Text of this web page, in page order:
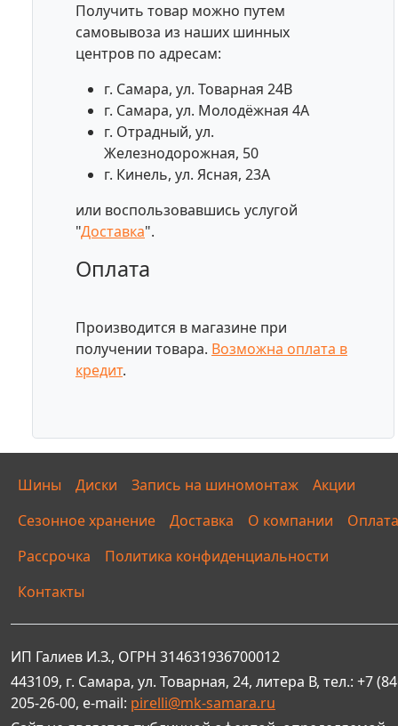
Получить товар можно путем
самовывоза из наших шинных
центров по адресам:
г. Самара, ул. Товарная 24В
г. Самара, ул. Молодёжная 4А
г. Отрадный, ул.
Железнодорожная, 50
г. Кинель, ул. Ясная, 23А
или воспользовавшись услугой
"Доставка".
Оплата
Производится в магазине при
получении товара. Возможна оплата в
кредит.
Шины Диски Запись на шиномонтаж
Акции
Сезонное хранение
Доставка О компании
Оплата
Рассрочка
Политика конфиденциальности
Контакты
ИП Галиев И.З., ОГРН 314631936700012
443109, г. Самара, ул. Товарная, 24, литера В, тел.: +7
205-26-00, e-mail: pirelli@mk-samara.ru